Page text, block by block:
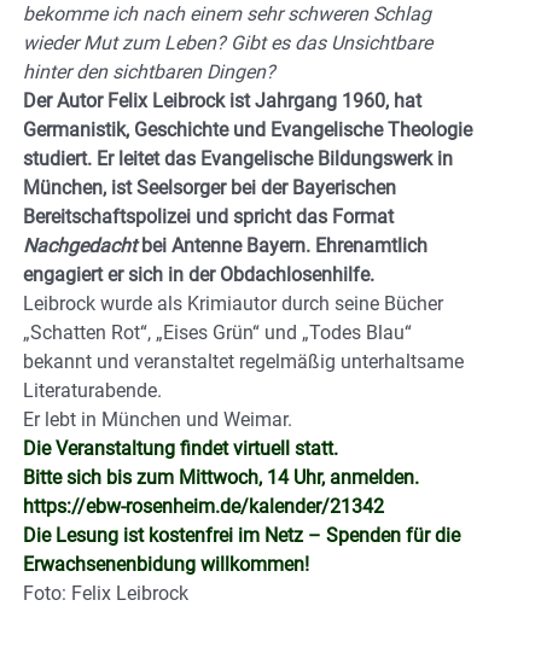
bekomme ich nach einem sehr schweren Schlag
wieder Mut zum Leben? Gibt es das Unsichtbare
hinter den sichtbaren Dingen?
Der Autor Felix Leibrock ist Jahrgang 1960, hat
Germanistik, Geschichte und Evangelische Theologie
studiert. Er leitet das Evangelische Bildungswerk in
München, ist Seelsorger bei der Bayerischen
Bereitschaftspolizei und spricht das Format
Nachgedachtbei Antenne Bayern. Ehrenamtlich
engagiert er sich in der Obdachlosenhilfe.
Leibrock wurde als Krimiautor durch seine Bücher
„Schatten Rot“, „Eises Grün“ und „Todes Blau“
bekannt und veranstaltet regelmäßig unterhaltsame
Literaturabende.
Er lebt in München und Weimar.
Die Veranstaltung findet virtuell statt.
Bitte sich bis zum Mittwoch, 14 Uhr, anmelden.
https://ebw-rosenheim.de/kalender/21342
Die Lesung ist kostenfrei im Netz – Spenden für die
Erwachsenenbidung willkommen!
Foto: Felix Leibrock